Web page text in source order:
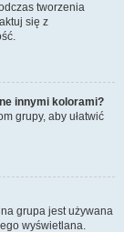
tworzenia
się z
innymi kolorami?
grupy, aby ułatwić
grupa jest używana
wyświetlana.